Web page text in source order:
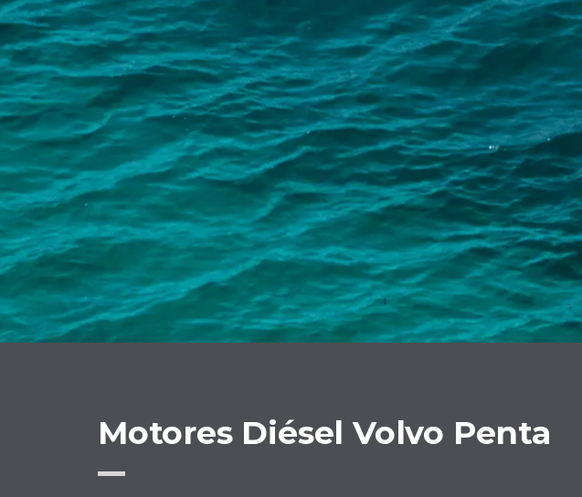
Motores Diésel Volvo Penta